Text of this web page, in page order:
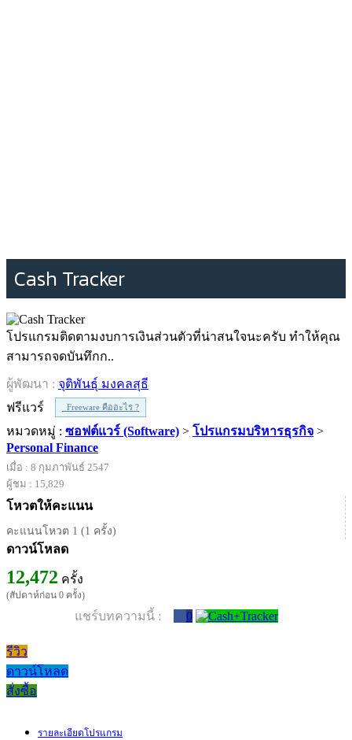
Cash Tracker
โปรแกรมติดตามงบการเงินส่วนตัวที่น่าสนใจนะครับ ทำให้คุณ
สามารถจดบันทึกก..
ผู้พัฒนา : จุติพันธุ์ มงคลสุธี
ฟรีแวร์
Freeware คืออะไร ?
หมวดหมู่ : ซอฟต์แวร์ (Software) > โปรแกรมบริหารธุรกิจ >
Personal Finance
เมื่อ : 8 กุมภาพันธ์ 2547
ผู้ชม : 15,829
โหวตให้คะแนน
คะแนนโหวต 1 (1 ครั้ง)
ดาวน์โหลด
12,472 ครั้ง
(สัปดาห์ก่อน 0 ครั้ง)
แชร์บทความนี้ : 0
รีวิว
ดาวน์โหลด
สั่งซื้อ
รายละเอียดโปรแกรม